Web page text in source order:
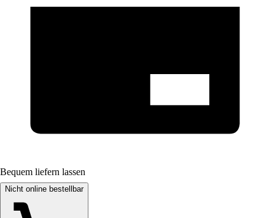
Bequem liefern lassen
Nicht online bestellbar